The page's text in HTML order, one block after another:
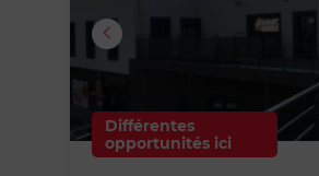
Différentes
opportunités ici